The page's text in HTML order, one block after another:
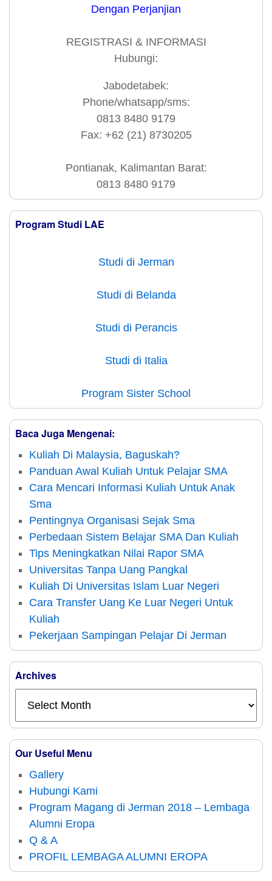
Dengan Perjanjian
REGISTRASI & INFORMASI
Hubungi:
Jabodetabek:
Phone/whatsapp/sms:
0813 8480 9179
Fax: +62 (21) 8730205
Pontianak, Kalimantan Barat:
0813 8480 9179
Program Studi LAE
Studi di Jerman
Studi di Belanda
Studi di Perancis
Studi di Italia
Program Sister School
Baca Juga Mengenai:
Kuliah Di Malaysia, Baguskah?
Panduan Awal Kuliah Untuk Pelajar SMA
Cara Mencari Informasi Kuliah Untuk Anak
Sma
Pentingnya Organisasi Sejak Sma
Perbedaan Sistem Belajar SMA Dan Kuliah
Tips Meningkatkan Nilai Rapor SMA
Universitas Tanpa Uang Pangkal
Kuliah Di Universitas Islam Luar Negeri
Cara Transfer Uang Ke Luar Negeri Untuk
Kuliah
Pekerjaan Sampingan Pelajar Di Jerman
Archives
Our Useful Menu
Gallery
Hubungi Kami
Program Magang di Jerman 2018 – Lembaga
Alumni Eropa
Q & A
PROFIL LEMBAGA ALUMNI EROPA